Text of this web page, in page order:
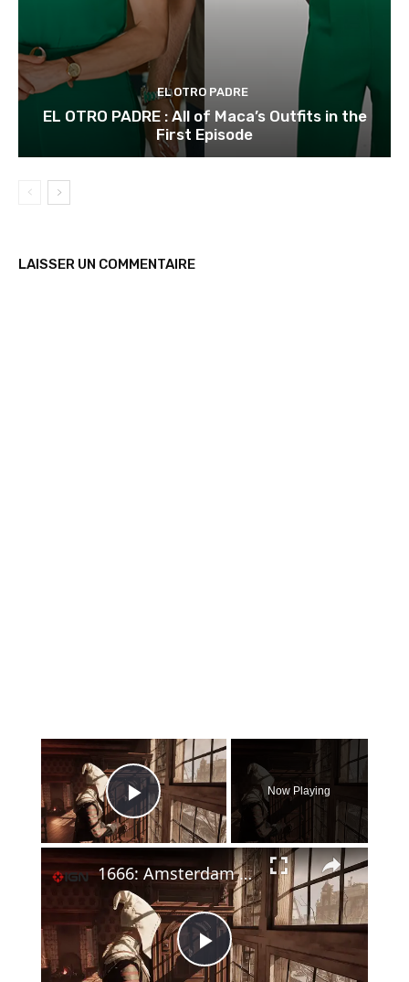
EL OTRO PADRE
EL OTRO PADRE : All of Maca’s Outfits in the
First Episode
LAISSER UN COMMENTAIRE
×
Play Video
Now Playing
×
Play
1666: Amsterdam - Official Devlog #2: The Art Video